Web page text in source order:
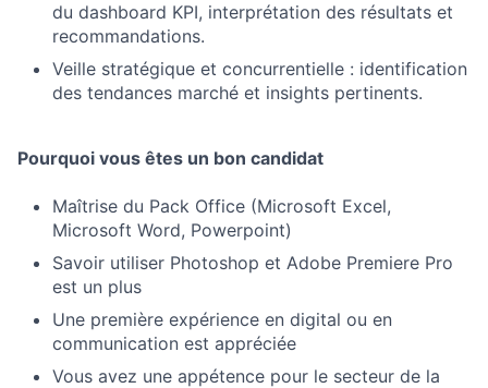
du dashboard KPI, interprétation des résultats et
recommandations.
Veille stratégique et concurrentielle : identification
des tendances marché et insights pertinents.
Pourquoi vous êtes un bon candidat
Maîtrise du Pack Office (Microsoft Excel,
Microsoft Word, Powerpoint)
Savoir utiliser Photoshop et Adobe Premiere Pro
est un plus
Une première expérience en digital ou en
communication est appréciée
Vous avez une appétence pour le secteur de la